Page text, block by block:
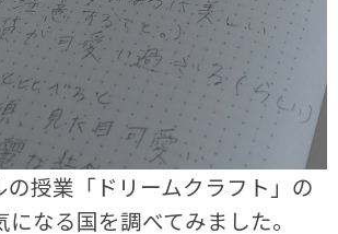
の授業「ドリームクラフト」の
なる国を調べてみました。